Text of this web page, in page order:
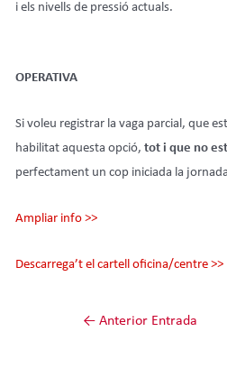
i els nivells de pressió actuals.
OPERATIVA
Si voleu registrar la vaga parcial, que
habilitat aquesta opció, tot i que no
perfectament un cop iniciada la
Ampliar info >>
Descarrega’t el cartell oficina/centre >>
← Anterior Entrada